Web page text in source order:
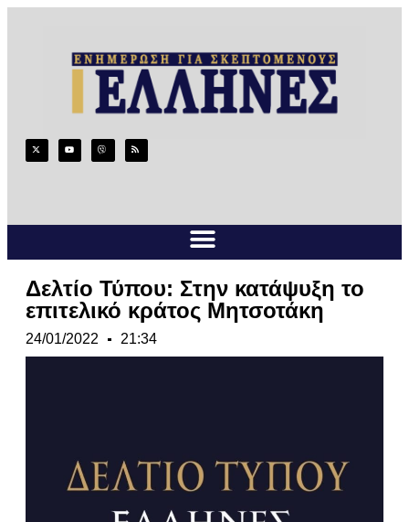
Δελτίο Τύπου: Στην κατάψυξη το
επιτελικό κράτος Μητσοτάκη
24/01/2022 21:34